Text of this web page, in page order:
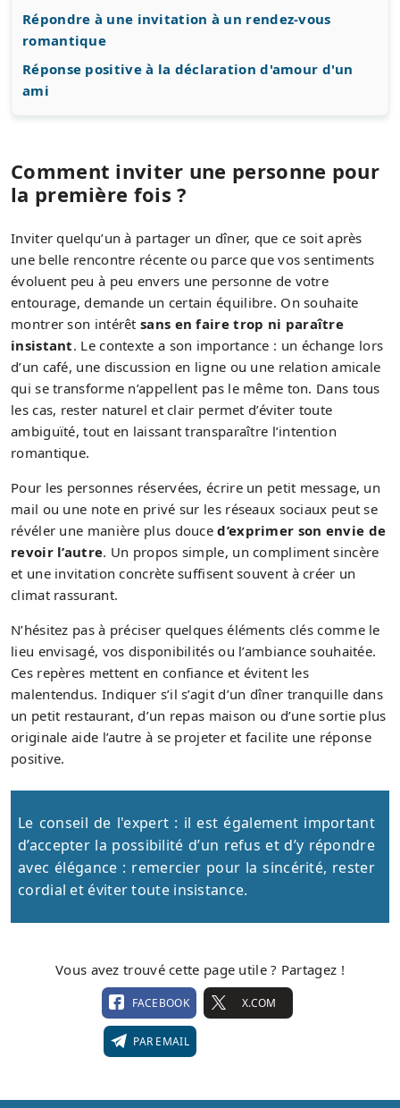
Répondre à une invitation à un rendez-vous
romantique
Réponse positive à la déclaration d'amour d'un
ami
Comment inviter une personne pour
la première fois ?
Inviter quelqu’un à partager un dîner, que ce soit après
une belle rencontre récente ou parce que vos sentiments
évoluent peu à peu envers une personne de votre
entourage, demande un certain équilibre. On souhaite
montrer son intérêtsans en faire trop ni paraître
insistant. Le contexte a son importance : un échange lors
d’un café, une discussion en ligne ou une relation amicale
qui se transforme n’appellent pas le même ton. Dans tous
les cas, rester naturel et clair permet d’éviter toute
ambiguïté, tout en laissant transparaître l’intention
romantique.
Pour les personnes réservées, écrire un petit message, un
mail ou une note en privé sur les réseaux sociaux peut se
révéler une manière plus douced’exprimer son envie de
revoir l’autre. Un propos simple, un compliment sincère
et une invitation concrète suffisent souvent à créer un
climat rassurant.
N’hésitez pas à préciser quelques éléments clés comme le
lieu envisagé, vos disponibilités ou l’ambiance souhaitée.
Ces repères mettent en confiance et évitent les
malentendus. Indiquer s’il s’agit d’un dîner tranquille dans
un petit restaurant, d’un repas maison ou d’une sortie plus
originale aide l’autre à se projeter et facilite une réponse
positive.
Le conseil de l'expert : il est également important
d’accepter la possibilité d’un refus et d’y répondre
avec élégance : remercier pour la sincérité, rester
cordial et éviter toute insistance.
Vous avez trouvé cette page utile ? Partagez !
FACEBOOK X.COM
PAR EMAIL